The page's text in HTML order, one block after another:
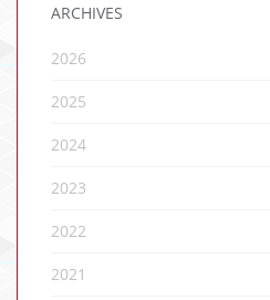
ARCHIVES
2026
2025
2024
2023
2022
2021